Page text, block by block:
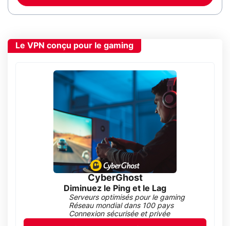
Le VPN conçu pour le gaming
CyberGhost
Diminuez le Ping et le Lag
Serveurs optimisés pour le gaming
Réseau mondial dans 100 pays
Connexion sécurisée et privée